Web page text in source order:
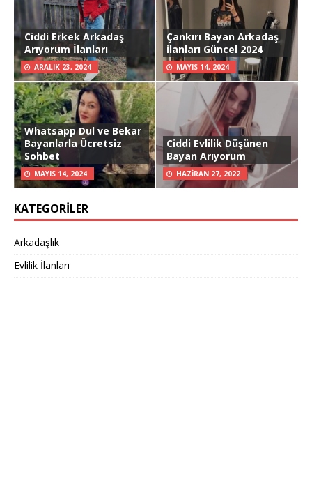
Ciddi Erkek Arkadaş
Arıyorum İlanları
ARALIK 23, 2024
Çankırı Bayan Arkadaş
ilanları Güncel 2024
MAYIS 14, 2024
Whatsapp Dul ve Bekar
Bayanlarla Ücretsiz
Sohbet
MAYIS 14, 2024
Ciddi Evlilik Düşünen
Bayan Arıyorum
HAZIRAN 27, 2022
KATEGORILER
Arkadaşlık
Evlilik İlanları